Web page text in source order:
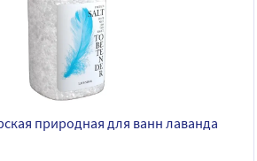
природная для ванн лаванда